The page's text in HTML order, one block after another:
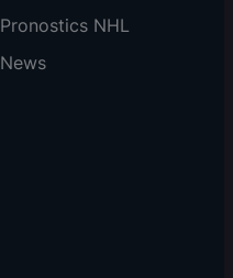
Pronostics NHL
News